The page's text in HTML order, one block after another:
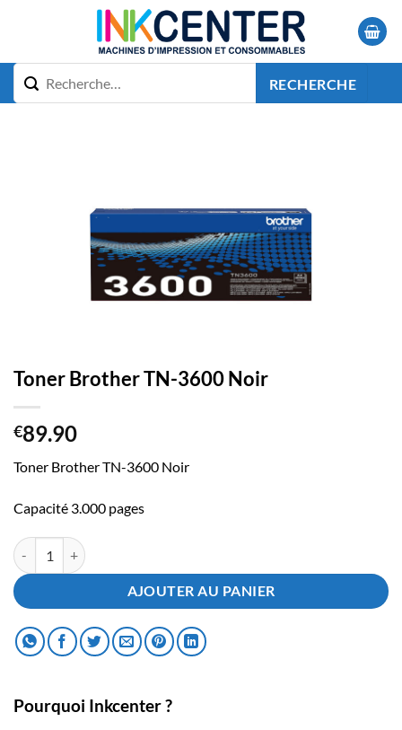
RECHERCHE
Toner Brother TN-3600 Noir
€89.90
Toner Brother TN-3600 Noir
Capacité 3.000 pages
quantité de Toner Brother TN-3600 Noir
AJOUTER AU PANIER
Pourquoi Inkcenter ?